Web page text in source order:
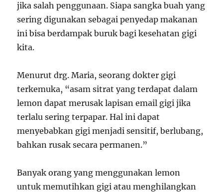
jika salah penggunaan. Siapa sangka buah yang
sering digunakan sebagai penyedap makanan
ini bisa berdampak buruk bagi kesehatan gigi
kita.
Menurut drg. Maria, seorang dokter gigi
terkemuka, “asam sitrat yang terdapat dalam
lemon dapat merusak lapisan email gigi jika
terlalu sering terpapar. Hal ini dapat
menyebabkan gigi menjadi sensitif, berlubang,
bahkan rusak secara permanen.”
Banyak orang yang menggunakan lemon
untuk memutihkan gigi atau menghilangkan